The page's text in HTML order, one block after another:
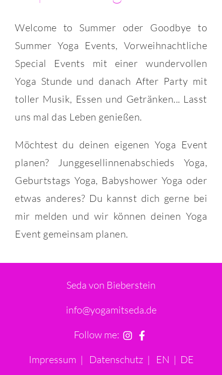
Welcome to Summer oder Goodbye to
Summer Yoga Events, Vorweihnachtliche
Special Events mit einer wundervollen
Yoga Stunde und danach After Party mit
toller Musik, Essen und Getränken... Lasst
uns mal das Leben genießen.
Möchtest du deinen eigenen Yoga Event
planen? Junggesellinnenabschieds Yoga,
Geburtstags Yoga, Babyshower Yoga oder
etwas anderes? Du kannst dich gerne bei
mir melden und wir können deinen Yoga
Event gemeinsam planen.
Seda von Bieberstein
info@yogamitseda.de
Follow me:
Impressum | Datenschutz| EN | DE